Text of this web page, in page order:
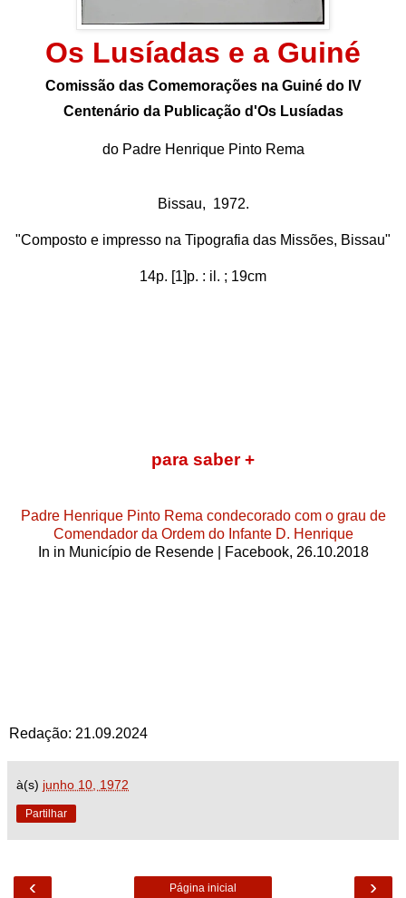
Os Lusíadas e a Guiné
Comissão das Comemorações na Guiné do IV
Centenário da Publicação d'Os Lusíadas
do Padre Henrique Pinto Rema
Bissau, 1972.
"Composto e impresso na Tipografia das Missões, Bissau"
14p. [1]p. : il. ; 19cm
para saber +
Padre Henrique Pinto Rema condecorado com o grau de
Comendador da Ordem do Infante D. Henrique
In in Município de Resende | Facebook, 26.10.2018
Redação: 21.09.2024
à(s) junho 10, 1972
Partilhar
‹ ›
Página inicial